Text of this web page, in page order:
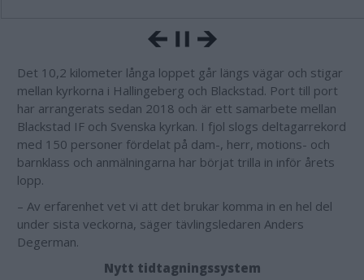
Det 10,2 kilometer långa loppet går längs vägar och stigar
mellan kyrkorna i Hallingeberg och Blackstad. Port till port
har arrangerats sedan 2018 och är ett samarbete mellan
Blackstad IF och Svenska kyrkan. I fjol slogs deltagarrekord
med 150 personer fördelat på dam-, herr, motions- och
barnklass och anmälningarna har börjat trilla in inför årets
lopp.
– Av erfarenhet vet vi att det brukar komma in en hel del
under sista veckorna, säger tävlingsledaren Anders
Degerman.
Nytt tidtagningssystem